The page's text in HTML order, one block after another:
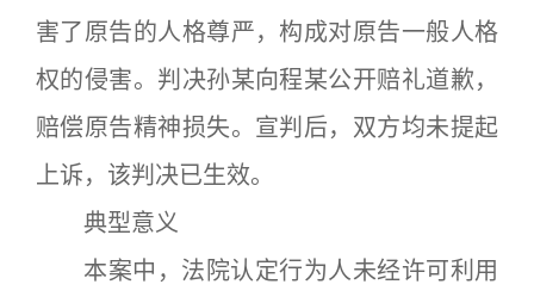
害了原告的人格尊严，构成对原告一般人格
权的侵害。判决孙某向程某公开赔礼道歉，
赔偿原告精神损失。宣判后，双方均未提起
上诉，该判决已生效。
典型意义
本案中，法院认定行为人未经许可利用